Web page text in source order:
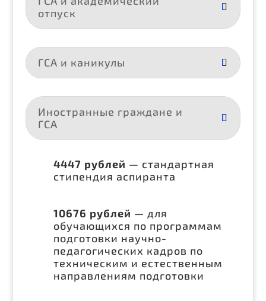
отпуск
ГСА и каникулы
Иностранные граждане и
ГСА
4447 рублей — стандартная
стипендия аспиранта
10676 рублей — для
обучающихся по программам
подготовки научно-
педагогических кадров по
техническим и естественным
направлениям подготовки